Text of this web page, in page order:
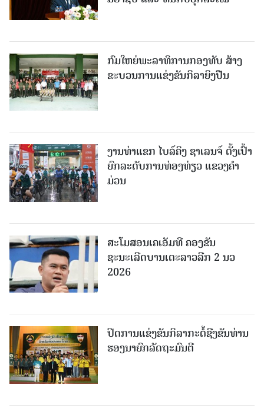
ກົມໃຫຍ່ພະລາທິການກອງທັບ ສ້າງ
ຂະບວນການແຂ່ງຂັນກິລາຍິງປືນ
ງານທ່າແຂກ ໄບລ໌ຄິງ ຊາເລນຈ໌ ຕັ້ງເປົ້າ
ຍົກລະດັບການທ່ອງທ່ຽວ ແຂວງຄໍາ
ມ່ວນ
ສະໂມສອນເຄເອັມທີ ຄອງຂັນ
ຊະນະເລີດບານເຕະລາວລີກ 2 ນວ
2026
ປິດການແຂ່ງຂັນກິລາກະຕໍ້ຊີງຂັນທ່ານ
ຮອງນາຍົກລັດຖະມົນຕີ